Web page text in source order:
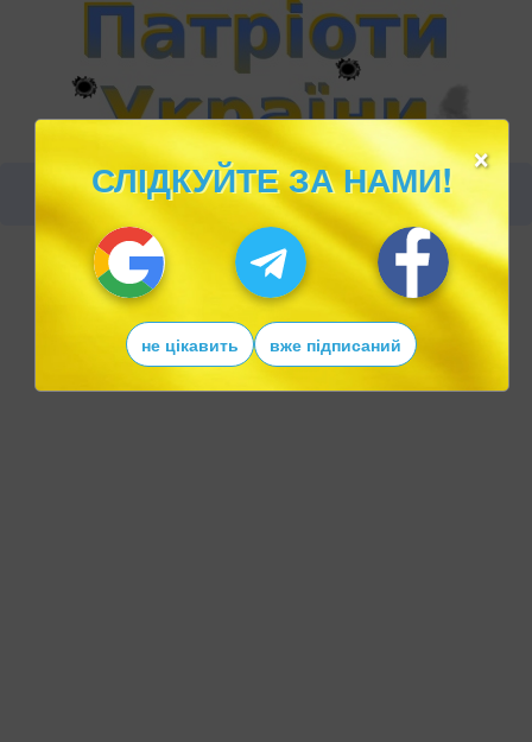
×
СЛІДКУЙТЕ ЗА НАМИ!
не цікавить вже підписаний